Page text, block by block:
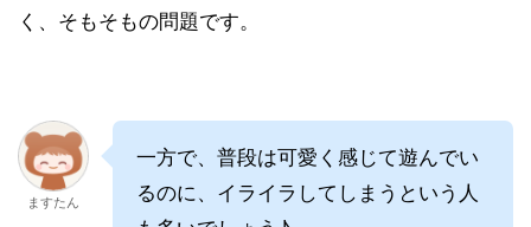
く、そもそもの問題です。
ますたん
一方で、普段は可愛く感じて遊んでい
るのに、イライラしてしまうという人